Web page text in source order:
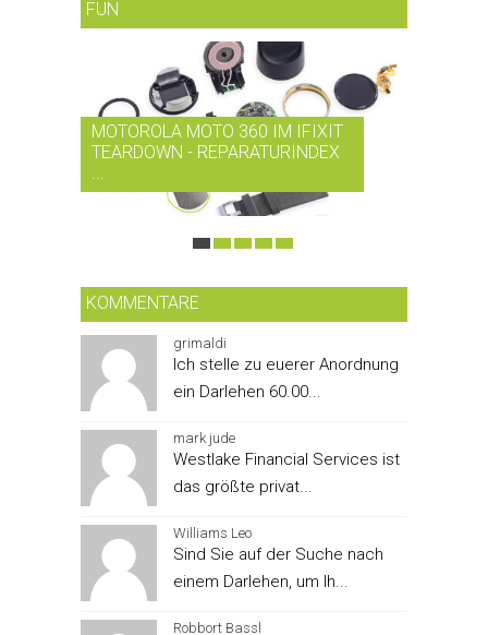
FUN
MOTOROLA MOTO 360 IM IFIXIT
TEARDOWN - REPARATURINDEX
...
KOMMENTARE
grimaldi
Ich stelle zu euerer Anordnung
ein Darlehen 60.00...
mark jude
Westlake Financial Services ist
das größte privat...
Williams Leo
Sind Sie auf der Suche nach
einem Darlehen, um Ih...
Robbort Bassl